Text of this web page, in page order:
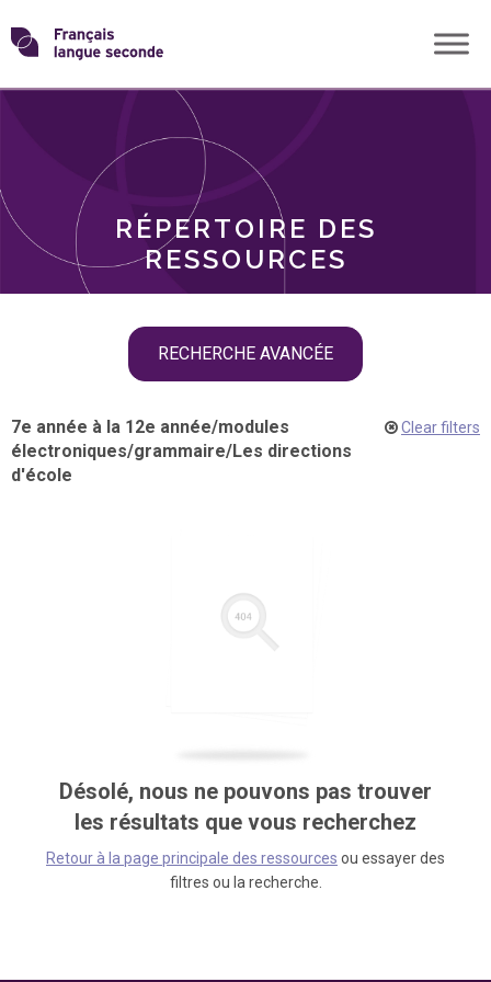
Skip
toTransformons
langue
RÉPERTOIRE DES
RESSOURCES
RECHERCHE AVANCÉE
THÈMES
7e année à la 12e année/modules
électroniques/grammaire/Les directions
d'école
Clear filters
Désolé, nous ne pouvons pas trouver
les résultats que vous recherchez
Retour à la page principale des ressources ou essayer des
filtres ou la recherche.